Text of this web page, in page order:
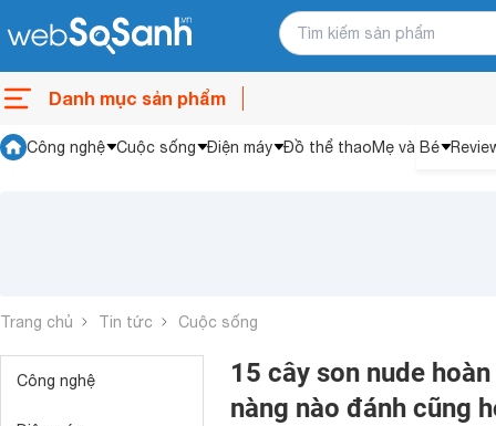
Danh mục sản phẩm
Công nghệ Cuộc sống Điện máy Đồ thể thaoMẹ và Bé
Trang chủ Tin tức Cuộc sống
Công nghệ
15 cây son nude
nàng nào đánh cũng